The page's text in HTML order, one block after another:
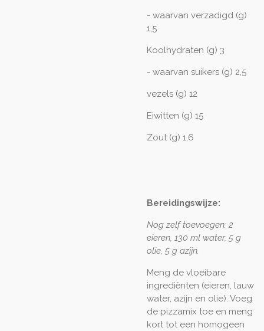
- waarvan verzadigd (g)
1,5
Koolhydraten (g) 3
- waarvan suikers (g) 2,5
vezels (g) 12
Eiwitten (g) 15
Zout (g) 1,6
Bereidingswijze:
Nog zelf toevoegen: 2
eieren, 130 ml water, 5 g
olie, 5 g azijn.
Meng de vloeibare
ingrediënten (eieren, lauw
water, azijn en olie). Voeg
de pizzamix toe en meng
kort tot een homogeen